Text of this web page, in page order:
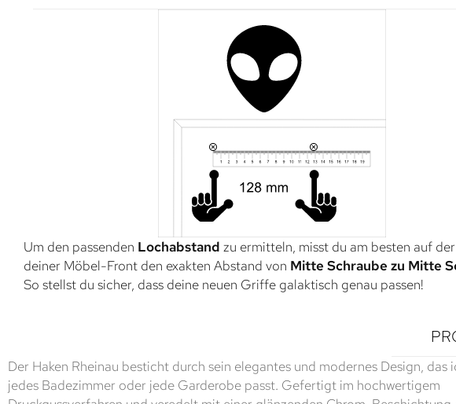
Um den passenden Lochabstand zu ermitteln, misst du am besten auf
deiner Möbel-Front den exakten Abstand von Mitte Schraube zu Mitte
So stellst du sicher, dass deine neuen Griffe galaktisch genau passen!
Der Haken Rheinau besticht durch sein elegantes und modernes Design, das
jedes Badezimmer oder jede Garderobe passt. Gefertigt im hochwertigem